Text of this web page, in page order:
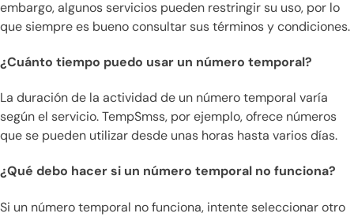
embargo, algunos servicios pueden restringir su uso, por lo
que siempre es bueno consultar sus términos y condiciones.
¿Cuánto tiempo puedo usar un número temporal?
La duración de la actividad de un número temporal varía
según el servicio. TempSmss, por ejemplo, ofrece números
que se pueden utilizar desde unas horas hasta varios días.
¿Qué debo hacer si un número temporal no funciona?
Si un número temporal no funciona, intente seleccionar otro